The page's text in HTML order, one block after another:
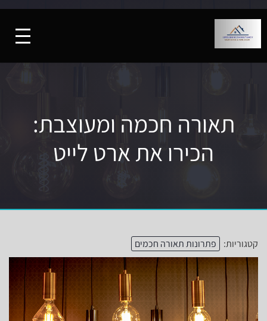
תאורה חכמה ומעוצבת:
הכירו את ארט לייט
קטגוריות: פתרונות תאורה חכמים